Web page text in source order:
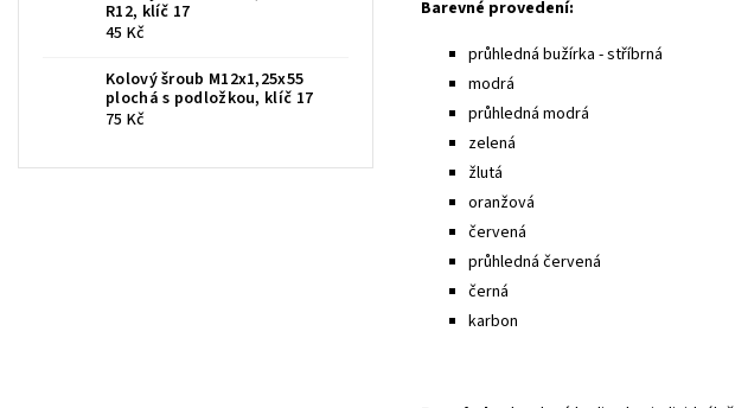
R12, klíč 17
45 Kč
Kolový šroub M12x1,25x55
plochá s podložkou, klíč 17
75 Kč
Barevné provedení:
průhledná bužírka - stříbrná
modrá
průhledná modrá
zelená
žlutá
oranžová
červená
průhledná červená
černá
karbon